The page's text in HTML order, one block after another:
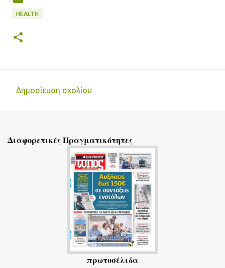
HEALTH
λ
Δημοσίευση σχολίου
Διαφορετικές Πραγματικότητες
πρωτοσέλιδα